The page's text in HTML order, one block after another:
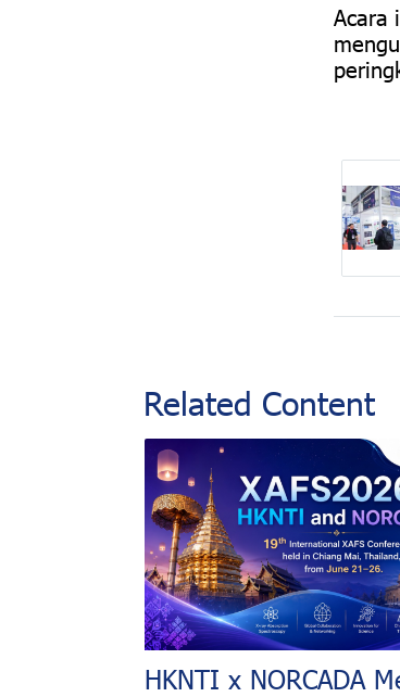
Acara
Related Content
HKNTI x NORCADA